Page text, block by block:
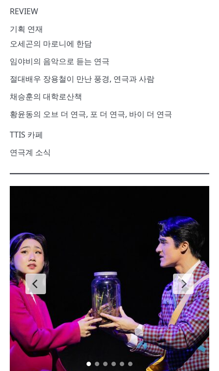
REVIEW
기획 연재
오세곤의 마로니에 한담
임야비의 음악으로 듣는 연극
절대배우 장용철이 만난 풍경, 연극과 사람
채승훈의 대학로산책
황윤동의 오브 더 연극, 포 더 연극, 바이 더 연극
TTIS 카페
연극계 소식